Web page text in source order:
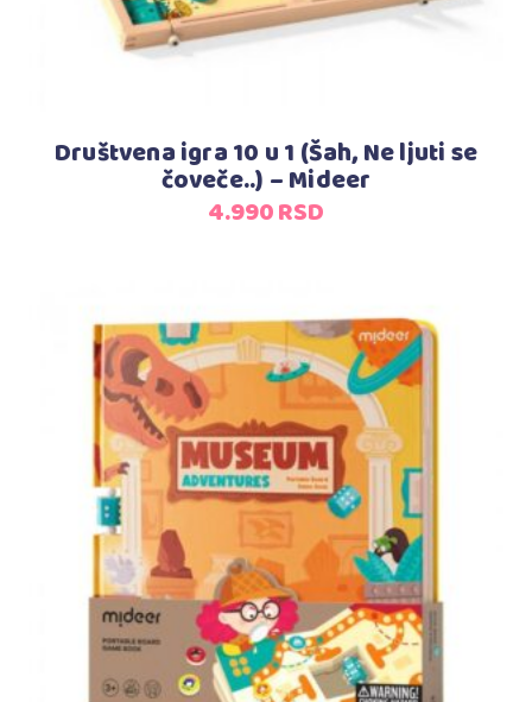
Društvena igra 10 u 1 (Šah, Ne ljuti se
čoveče..) – Mideer
4.990RSD
Dodaj u korpu